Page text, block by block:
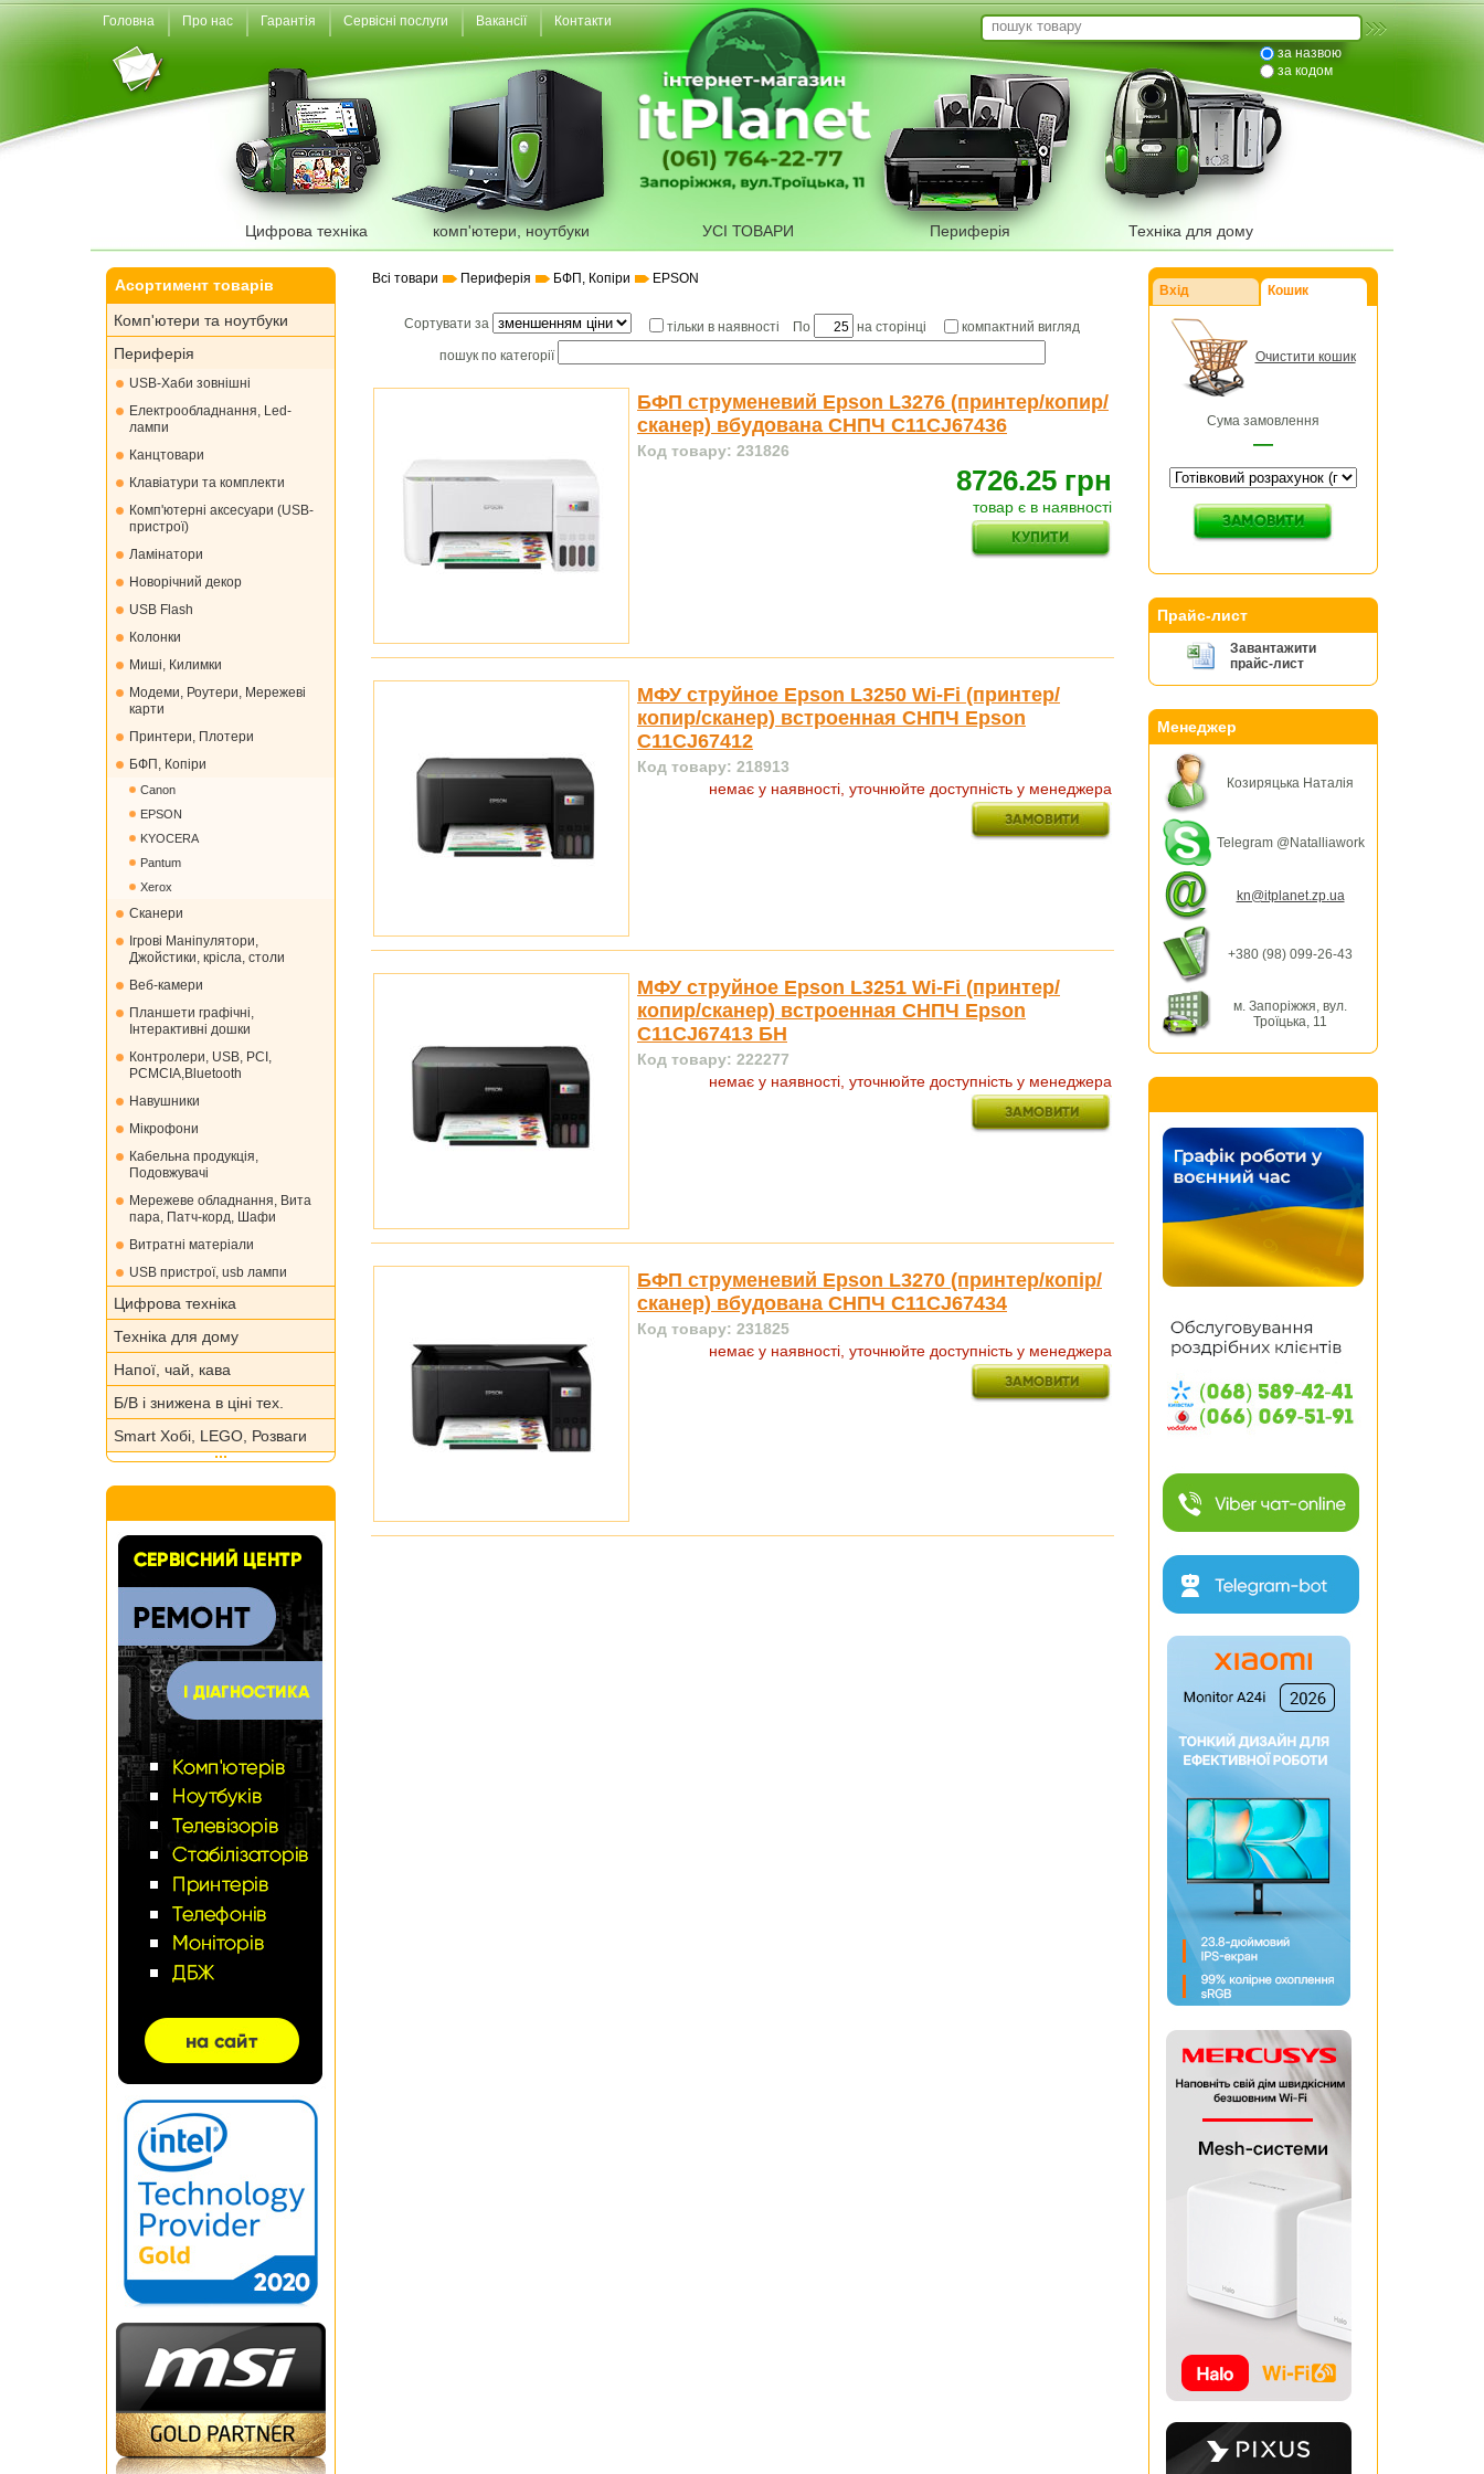
Головна Про нас Гарантія Сервісні послуги Вакансії Контакти
Цифрова техніка комп'ютери, ноутбуки УСІ ТОВАРИ Периферія Техніка для дому
за назвою
за кодом
Асортимент товарів
Комп'ютери та ноутбуки
Периферія
USB-Хаби зовнішні
Електрообладнання, Led-
лампи
Канцтовари
Клавіатури та комплекти
Комп'ютерні аксесуари (USB-
пристрої)
Ламінатори
Новорічний декор
USB Flash
Колонки
Миші, Килимки
Модеми, Роутери, Мережеві
карти
Принтери, Плотери
БФП, Копіри
Canon
EPSON
KYOCERA
Pantum
Xerox
Сканери
Ігрові Маніпулятори,
Джойстики, крісла, столи
Веб-камери
Планшети графічні,
Інтерактивні дошки
Контролери, USB, PCI,
PCMCIA,Bluetooth
Навушники
Мікрофони
Кабельна продукція,
Подовжувачі
Мережеве обладнання, Вита
пара, Патч-корд, Шафи
Витратні матеріали
USB пристрої, usb лампи
Цифрова техніка
Техніка для дому
Напої, чай, кава
Б/В і знижена в ціні тех.
Smart Хобі, LEGO, Розваги
Всі товари Периферія БФП, Копіри EPSON
Сортувати за тільки в наявності По на сторінці
компактний вигляд
пошук по категорії
БФП струменевий Epson L3276 (принтер/копир/
сканер) вбудована СНПЧ C11CJ67436
Код товару: 231826
8726.25 грн
товар є в наявності
МФУ струйное Epson L3250 Wi-Fi (принтер/
копир/сканер) встроенная СНПЧ Epson
C11CJ67412
Код товару: 218913
немає у наявності, уточнюйте доступність у менеджера
МФУ струйное Epson L3251 Wi-Fi (принтер/
копир/сканер) встроенная СНПЧ Epson
C11CJ67413 БН
Код товару: 222277
немає у наявності, уточнюйте доступність у менеджера
БФП струменевий Epson L3270 (принтер/копір/
сканер) вбудована СНПЧ C11CJ67434
Код товару: 231825
немає у наявності, уточнюйте доступність у менеджера
Вхід Кошик
Очистити кошик
Сума замовлення
—
Прайс-лист
Завантажити
прайс-лист
Менеджер
Козиряцька Наталія
Telegram @Natalliawork
kn@itplanet.zp.ua
+380 (98) 099-26-43
м. Запоріжжя, вул.
Троїцька, 11